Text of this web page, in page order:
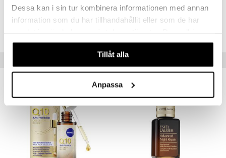
Dessa kan i sin tur kombinera informationen med annan
information som du har tillhandahållit eller som de har
våra cookies vid fortsatt användande av vår webbplats.
Tillåt alla
Anpassa
CPT86-PT-30-XX-XX
Populära produkter